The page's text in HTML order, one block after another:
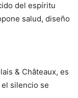
del espíritu
salud, diseño
& Châteaux, es
silencio se